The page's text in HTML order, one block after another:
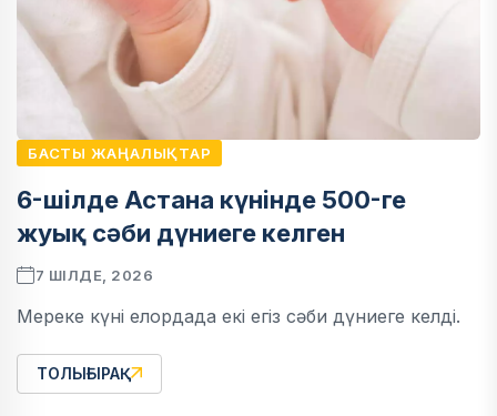
БАСТЫ ЖАҢАЛЫҚТАР
6-шілде Астана күнінде 500-ге
жуық сәби дүниеге келген
7 ШІЛДЕ, 2026
Мереке күні елордада екі егіз сәби дүниеге келді.
ТОЛЫҒЫРАҚ